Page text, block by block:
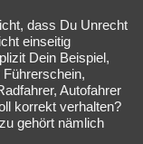
dass Du Unrecht
einseitig
Dein Beispiel,
Führerschein,
Autofahrer
korrekt verhalten?
gehört nämlich